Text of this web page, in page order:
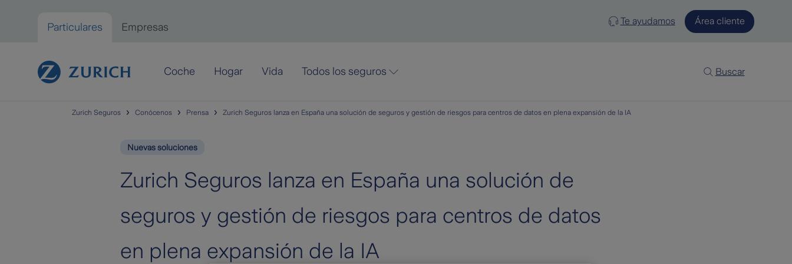
Particulares Empresas
Te ayudamos Área cliente
Coche Hogar Vida Todos los seguros Buscar
Zurich Seguros Conócenos Prensa Zurich Seguros lanza en España una solución de seguros y gestión de riesgos para centros de datos en plena expansión de la IA
Nuevas soluciones
Zurich Seguros lanza en España una solución de
seguros y gestión de riesgos para centros de datos
en plena expansión de la IA